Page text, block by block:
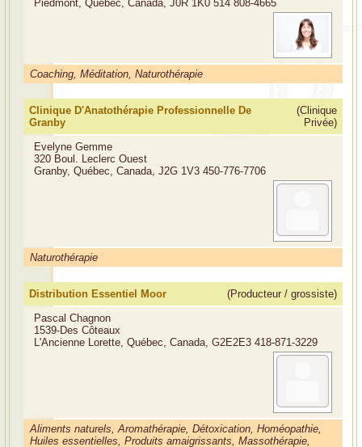
Piedmont, Québec, Canada, J0R 1K0 514 808-4665
Coaching, Méditation, Naturothérapie
Clinique D'Anatothérapie Professionnelle De
Granby
(Clinique
Privée)
Evelyne Gemme
320 Boul. Leclerc Ouest
Granby, Québec, Canada, J2G 1V3 450-776-7706
Naturothérapie
Distribution Essentiel Moor
(Producteur / grossiste)
Pascal Chagnon
1539-Des Côteaux
L'Ancienne Lorette, Québec, Canada, G2E2E3 418-871-3229
Aliments naturels, Aromathérapie, Détoxication, Homéopathie,
Huiles essentielles, Produits amaigrissants, Massothérapie,